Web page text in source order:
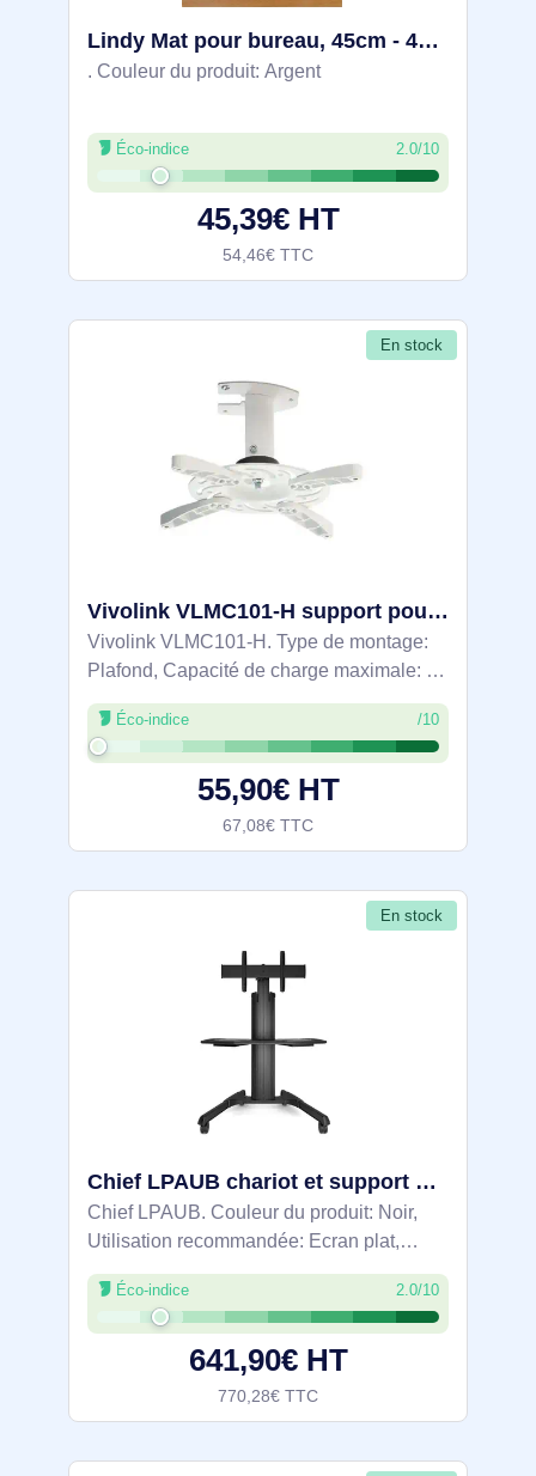
Lindy Mat pour bureau, 45cm - 40962
. Couleur du produit: Argent
Éco-indice 2.0/10
45,39€ HT
54,46€ TTC
En stock
Vivolink VLMC101-H support pour projecteurs Plafond Blanc
Vivolink VLMC101-H. Type de montage:
Plafond, Capacité de charge maximale: 15
kg, Couleur du produit: Blanc. Largeur:
247 mm, Hauteur: 99 mm, Profondeur: 220
mm. Quantité: 1 pièce(s)
Éco-indice /10
55,90€ HT
67,08€ TTC
En stock
Chief LPAUB chariot et support multimédia Noir Ecran plat Panier multimédia - CHILPAUB
Chief LPAUB. Couleur du produit: Noir,
Utilisation recommandée: Ecran plat,
Type: Panier multimédia. Hauteur: 1801
mm, Largeur: 1214 mm, Profondeur: 813
mm
Éco-indice 2.0/10
641,90€ HT
770,28€ TTC